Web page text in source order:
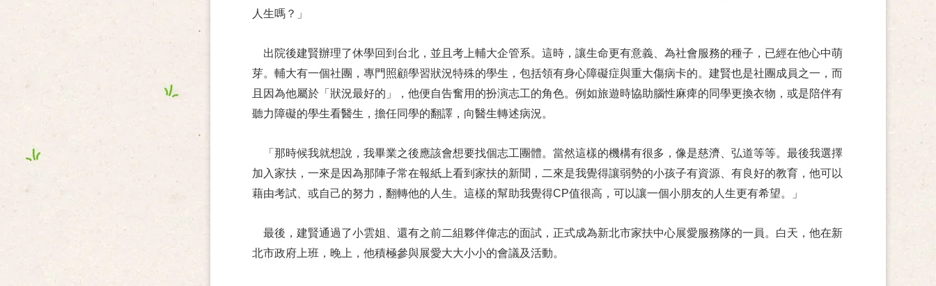
人生嗎？」
出院後建賢辦理了休學回到台北，並且考上輔大企管系。這時，讓生命更有意義、為社會服務的種子，已經在他心中萌
芽。輔大有一個社團，專門照顧學習狀況特殊的學生，包括領有身心障礙症與重大傷病卡的。建賢也是社團成員之一，而
且因為他屬於「狀況最好的」，他便自告奮用的扮演志工的角色。例如旅遊時協助腦性麻痺的同學更換衣物，或是陪伴有
聽力障礙的學生看醫生，擔任同學的翻譯，向醫生轉述病況。
「那時候我就想說，我畢業之後應該會想要找個志工團體。當然這樣的機構有很多，像是慈濟、弘道等等。最後我選擇
加入家扶，一來是因為那陣子常在報紙上看到家扶的新聞，二來是我覺得讓弱勢的小孩子有資源、有良好的教育，他可以
藉由考試、或自己的努力，翻轉他的人生。這樣的幫助我覺得CP值很高，可以讓一個小朋友的人生更有希望。」
最後，建賢通過了小雲姐、還有之前二組夥伴偉志的面試，正式成為新北市家扶中心展愛服務隊的一員。白天，他在新
北市政府上班，晚上，他積極參與展愛大大小小的會議及活動。